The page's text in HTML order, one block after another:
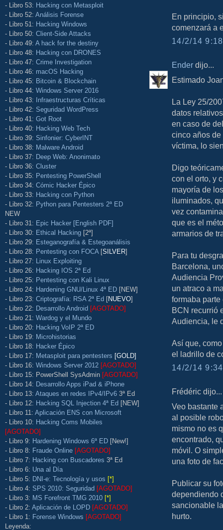
- Libro 53: Hacking con Metasploit
- Libro 52: Análisis Forense
- Libro 51: Hacking Windows
- Libro 50: Client-Side Attacks
- Libro 49: A hack for the destiny
- Libro 48: Hacking con DRONES
- Libro 47: Crime Investigation
- Libro 46: macOS Hacking
- Libro 45: Bitcoin & Blockchain
- Libro 44: Windows Server 2016
- Libro 43: Infraestructuras Críticas
- Libro 42: Seguridad WordPress
- Libro 41: Got Root
- Libro 40: Hacking Web Tech
- Libro 39: Sinfonier: CyberINT
- Libro 38: Malware Android
- Libro 37: Deep Web: Anonimato
- Libro 36: Cluster
- Libro 35: Pentesting PowerShell
- Libro 34: Cómic Hacker Épico
- Libro 33: Hacking con Python
- Libro 32: Python para Pentesters 2ª ED
NEW
- Libro 31: Epic Hacker [English PDF]
- Libro 30: Ethical Hacking [2ª]
- Libro 29: Esteganografía & Estegoanálisis
- Libro 28: Pentesting con FOCA [SILVER]
- Libro 27: Linux Exploiting
- Libro 26: Hacking IOS 2ª Ed
- Libro 25: Pentesting con Kali Linux
- Libro 24: Hardening GNU/Linux 4ª ED [NEW]
- Libro 23: Criptografía: RSA 2ª Ed [NUEVO]
- Libro 22: Desarrollo Android [AGOTADO]
- Libro 21: Wardog y el Mundo
- Libro 20: Hacking VoIP 2ª ED
- Libro 19: Microhistorias
- Libro 18: Hacker Épico
- Libro 17: Metasploit para pentesters [GOLD]
- Libro 16: Windows Server 2012 [AGOTADO]
- Libro 15: PowerShell SysAdmin [AGOTADO]
- Libro 14: Desarrollo Apps iPad & iPhone
- Libro 13: Ataques en redes IPv4/IPv6 3ª Ed
- Libro 12: Hacking SQL Injection 4ª Ed [NEW]
- Libro 11: Aplicación ENS con Microsoft
- Libro 10: Hacking Coms Mobiles
[AGOTADO]
- Libro 9: Hardening Windows 6ª ED [New!]
- Libro 8: Fraude Online [AGOTADO]
- Libro 7: Hacking con Buscadores 3ª Ed
- Libro 6: Una al Día
- Libro 5: DNI-e: Tecnología y usos [*]
- Libro 4: SPS 2010: Seguridad [AGOTADO]
- Libro 3: MS Forefront TMG 2010 [*]
- Libro 2: Aplicación de LOPD [AGOTADO]
- Libro 1: Forense Windows [AGOTADO]
Leyenda:
En principio,
comenzará a
14/2/14
Ender dijo...
Estimado
La Ley 25/
datos
en caso de
cinco años
víctima, lo
Digo
con el orto, y
mayoría de
iluminados,
vez
que es el
armarios de
Para tu
Barcelona,
Audiencia
un atraco a
formaba
BCN recurrió
Audiencia, le
Así que,
el ladrillo de
14/2/14
Frédéric dijo...
Veo bastante
al posible
mismo no es
encontrado,
móvil. O
una foto de
Publicar su
dependiendo
sancionable
hurto.